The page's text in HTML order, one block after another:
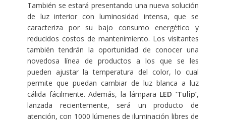
También se estará presentando una nueva solución
de luz interior con luminosidad intensa, que se
caracteriza por su bajo consumo energético y
reducidos costos de mantenimiento. Los visitantes
también tendrán la oportunidad de conocer una
novedosa línea de productos a los que se les
pueden ajustar la temperatura del color, lo cual
permite que puedan cambiar de luz blanca a luz
cálida fácilmente. Además, la lámpara LED ‘Tulip’,
lanzada recientemente, será un producto de
atención, con 1000 lúmenes de iluminación libres de